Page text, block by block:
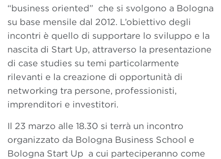
“business oriented” che si svolgono a Bologna
su base mensile dal 2012. L’obiettivo degli
incontri è quello di supportare lo sviluppo e la
nascita di Start Up, attraverso la presentazione
di case studies su temi particolarmente
rilevanti e la creazione di opportunità di
networking tra persone, professionisti,
imprenditori e investitori.
Il 23 marzo alle 18.30 si terrà un incontro
organizzato da Bologna Business School e
Bologna Start Up a cui parteciperanno come